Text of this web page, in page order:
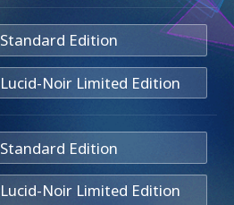
Standard Edition
Lucid-Noir Limited Edition
Standard Edition
Lucid-Noir Limited Edition